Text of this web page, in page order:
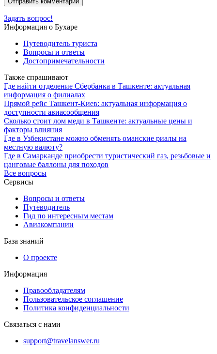
Задать вопрос!
Информация о Бухаре
Путеводитель туриста
Вопросы и ответы
Достопримечательности
Также спрашивают
Где найти отделение Сбербанка в Ташкенте: актуальная
информация о филиалах
Прямой рейс Ташкент-Киев: актуальная информация о
доступности авиасообщения
Сколько стоит лом меди в Ташкенте: актуальные цены и
факторы влияния
Где в Узбекистане можно обменять оманские риалы на
местную валюту?
Где в Самарканде приобрести туристический газ, резьбовые и
цанговые баллоны для походов
Все вопросы
Сервисы
Вопросы и ответы
Путеводитель
Гид по интересным местам
Авиакомпании
База знаний
О проекте
Информация
Правообладателям
Пользовательское соглашение
Политика конфиденциальности
Связаться с нами
support@travelanswer.ru